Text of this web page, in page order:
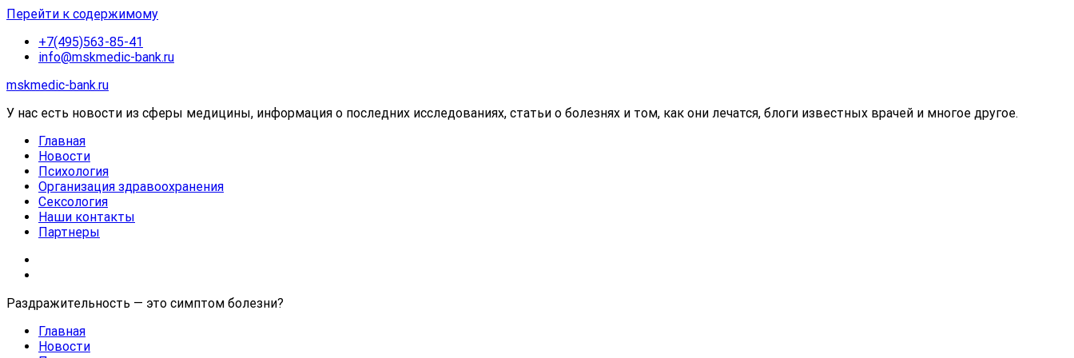
Перейти к содержимому
+7(495)563-85-41
info@mskmedic-bank.ru
mskmedic-bank.ru
У нас есть новости из сферы медицины, информация о последних исследованиях, статьи о болезнях и том, как они лечатся, блоги известных врачей и многое другое.
Главная
Новости
Психология
Организация здравоохранения
Сексология
Наши контакты
Партнеры
Раздражительность — это симптом болезни?
Главная
Новости